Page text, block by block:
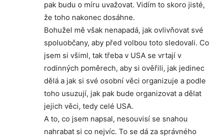
pak budu o míru uvažovat. Vidím to skoro jisté,
že toho nakonec dosáhne.
Bohužel mě však nenapadá, jak ovlivňovat své
spoluobčany, aby před volbou toto sledovali. Co
jsem si všiml, tak třeba v USA se vrtají v
rodinných poměrech, aby si ověřili, jak jedinec
dělá a jak si své osobní věci organizuje a podle
toho usuzují, jak pak bude organizovat a dělat
jejich věci, tedy celé USA.
A to, co jsem napsal, nesouvisí se snahou
nahrabat si co nejvíc. To se dá za správného